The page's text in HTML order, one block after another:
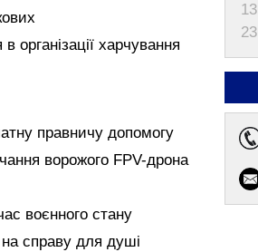
харчування
правничу допомогу
ворожого FPV-дрона
воєнного стану
справу для душі
13
23